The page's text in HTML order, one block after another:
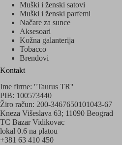
Muški i ženski satovi
Muški i ženski parfemi
Načare za sunce
Aksesoari
Kožna galanterija
Tobacco
Brendovi
Kontakt
Ime firme: ''Taurus TR''
PIB: 100573440
Žiro račun: 200-3467650101043-67
Kneza Višeslava 63; 11090 Beograd
TC Bazar Vidikovac
lokal 0.6 na platou
+381 63 410 450